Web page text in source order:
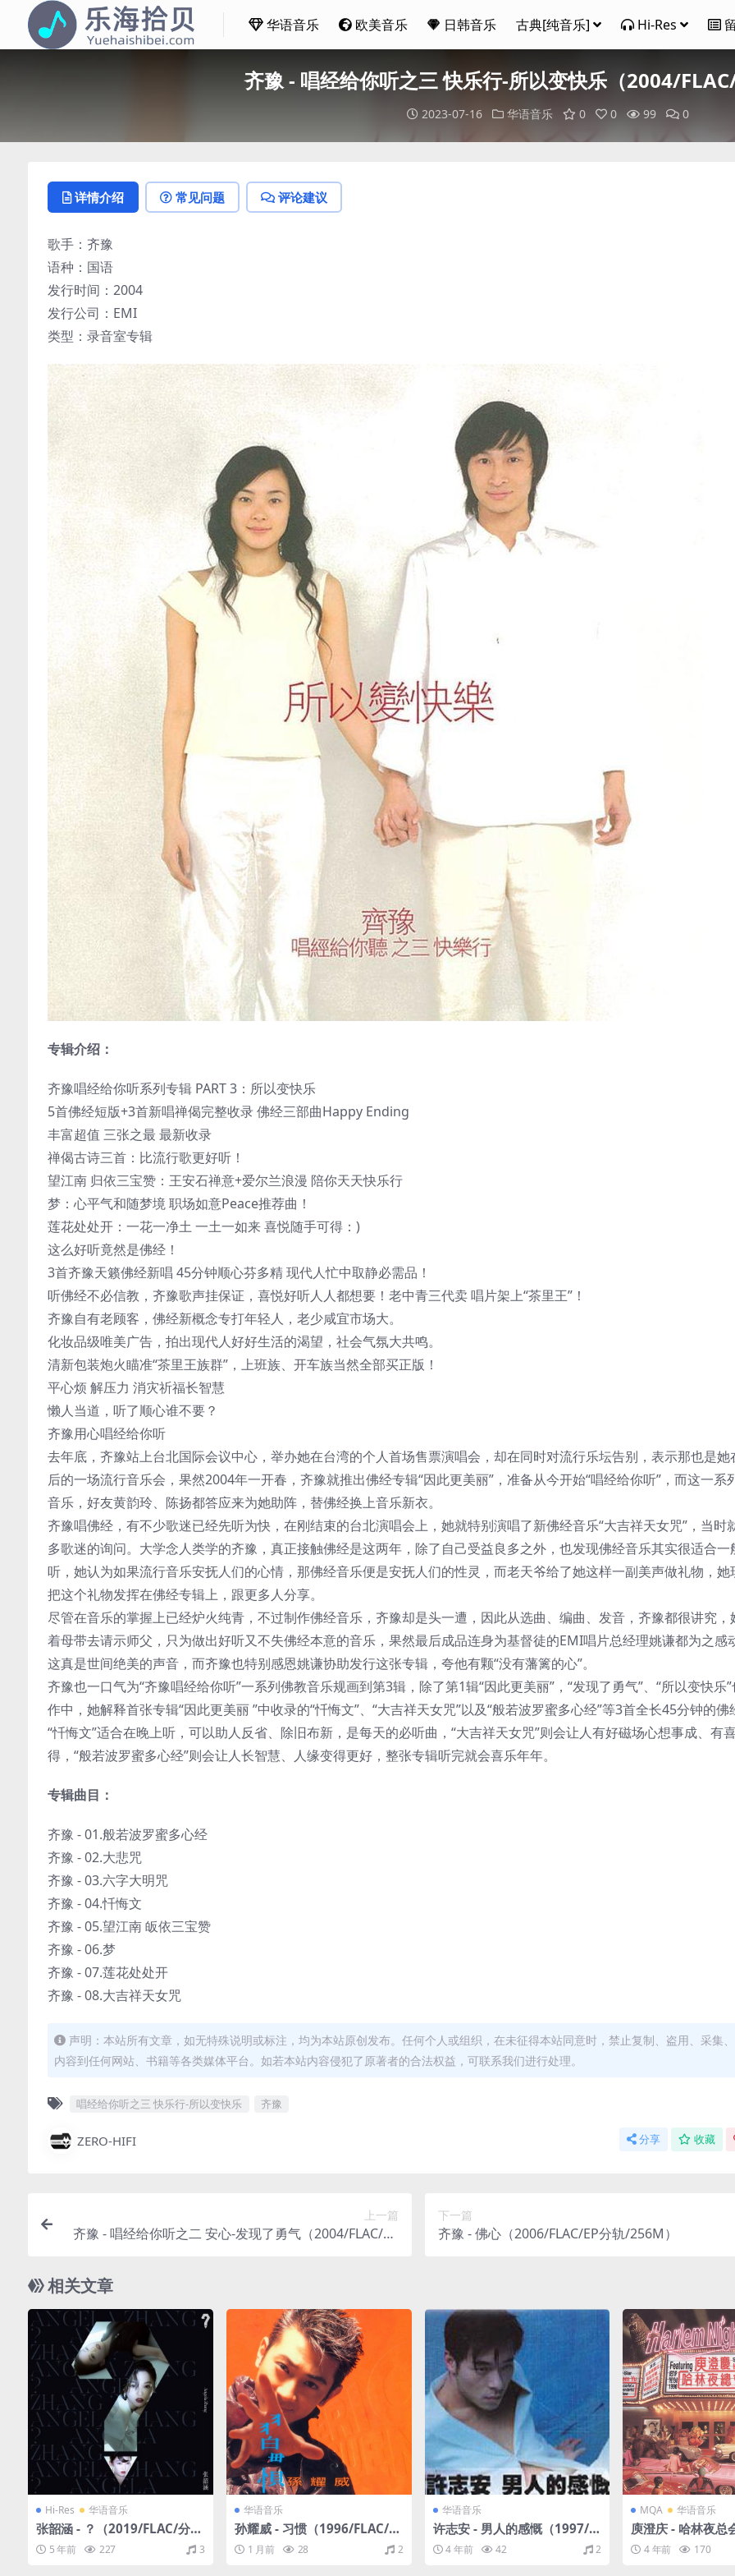
华语音乐 欧美音乐 日韩音乐 古典[纯音乐] Hi-Res
齐豫 - 唱经给你听之三 快乐行-所以变快乐（2004/
2023-07-16 华语音乐 0 0 99 0
详情介绍 常见问题 评论建议
歌手：齐豫
语种：国语
发行时间：2004
发行公司：EMI
类型：录音室专辑
专辑介绍：
齐豫唱经给你听系列专辑 PART 3：所以变快乐
5首佛经短版+3首新唱禅偈完整收录 佛经三部曲Happy Ending
丰富超值 三张之最 最新收录
禅偈古诗三首：比流行歌更好听！
望江南 归依三宝赞：王安石禅意+爱尔兰浪漫 陪你天天快乐行
梦：心平气和随梦境 职场如意Peace推荐曲！
莲花处处开：一花一净土 一土一如来 喜悦随手可得：)
这么好听竟然是佛经！
3首齐豫天籁佛经新唱 45分钟顺心芬多精 现代人忙中取静必需品！
听佛经不必信教，齐豫歌声挂保证，喜悦好听人人都想要！老中青三代卖 唱片架上“茶里王”！
齐豫自有老顾客，佛经新概念专打年轻人，老少咸宜市场大。
化妆品级唯美广告，拍出现代人好好生活的渴望，社会气氛大共鸣。
清新包装炮火瞄准“茶里王族群”，上班族、开车族当然全部买正版！
平心烦 解压力 消灾祈福长智慧
懒人当道，听了顺心谁不要？
齐豫用心唱经给你听
去年底，齐豫站上台北国际会议中心，举办她在台湾的个人首场售票演唱会，却在同时对流行乐坛告别，表示那也是她
后的一场流行音乐会，果然2004年一开春，齐豫就推出佛经专辑“因此更美丽”，准备从今开始“唱经给你听”，而这一系
音乐，好友黄韵玲、陈扬都答应来为她助阵，替佛经换上音乐新衣。
齐豫唱佛经，有不少歌迷已经先听为快，在刚结束的台北演唱会上，她就特别演唱了新佛经音乐“大吉祥天女咒”，当时
多歌迷的询问。大学念人类学的齐豫，真正接触佛经是这两年，除了自己受益良多之外，也发现佛经音乐其实很适合一
听，她认为如果流行音乐安抚人们的心情，那佛经音乐便是安抚人们的性灵，而老天爷给了她这样一副美声做礼物，她
把这个礼物发挥在佛经专辑上，跟更多人分享。
尽管在音乐的掌握上已经炉火纯青，不过制作佛经音乐，齐豫却是头一遭，因此从选曲、编曲、发音，齐豫都很讲究，
着母带去请示师父，只为做出好听又不失佛经本意的音乐，果然最后成品连身为基督徒的EMI唱片总经理姚谦都为之感
这真是世间绝美的声音，而齐豫也特别感恩姚谦协助发行这张专辑，夸他有颗“没有藩篱的心”。
齐豫也一口气为“齐豫唱经给你听”一系列佛教音乐规画到第3辑，除了第1辑“因此更美丽”，“发现了勇气”、“所以变快乐
作中，她解释首张专辑“因此更美丽 ”中收录的“忏悔文”、“大吉祥天女咒”以及“般若波罗蜜多心经”等3首全长45分钟的佛
“忏悔文”适合在晚上听，可以助人反省、除旧布新，是每天的必听曲，“大吉祥天女咒”则会让人有好磁场心想事成、有
得，“般若波罗蜜多心经”则会让人长智慧、人缘变得更好，整张专辑听完就会喜乐年年。
专辑曲目：
齐豫 - 01.般若波罗蜜多心经
齐豫 - 02.大悲咒
齐豫 - 03.六字大明咒
齐豫 - 04.忏悔文
齐豫 - 05.望江南 皈依三宝赞
齐豫 - 06.梦
齐豫 - 07.莲花处处开
齐豫 - 08.大吉祥天女咒
声明：本站所有文章，如无特殊说明或标注，均为本站原创发布。任何个人或组织，在未征得本站同意时，禁止复制、盗用、采集
内容到任何网站、书籍等各类媒体平台。如若本站内容侵犯了原著者的合法权益，可联系我们进行处理。
唱经给你听之三 快乐行-所以变快乐 齐豫
ZERO-HIFI 分享 收藏
上一篇
齐豫 - 唱经给你听之二 安心-发现了勇气（2004/FLAC/EP
下一篇
齐豫 - 佛心（2006/FLAC/EP分轨/256M）
相关文章
Hi-Res 华语音乐
张韶涵 - ？（2019/FLAC/分
轨/495M）(24bit/48kHz)
5 年前 227 3
华语音乐
孙耀威 - 习惯（1996/FLAC/分
轨/283M）
1 月前 28 2
华语音乐
许志安 - 男人的感慨（1997/F
LAC/分轨/205M）
4 年前 42 2
MQA 华语音乐
庾澄庆 - 哈林夜总
LAC/分轨/374M
it/44.1kHz)
4 年前 170